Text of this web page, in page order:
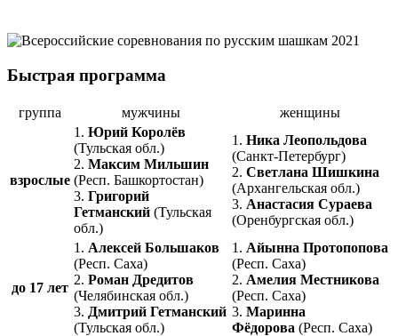
Быстрая программа
группа мужчины женщины
взрослые
1. Юрий Королёв
(Тульская обл.)
2. Максим Мильшин
(Респ. Башкортостан)
3. Григорий
Гетманский (Тульская
обл.)
1. Ника Леопольдова
(Санкт-Петербург)
2. Светлана Шишкина
(Архангельская обл.)
3. Анастасия Сураева
(Оренбургская обл.)
до 17 лет
1. Алексей Большаков
(Респ. Саха)
2. Роман Дредитов
(Челябинская обл.)
3. Дмитрий Гетманский
(Тульская обл.)
1. Айынна Протопопова
(Респ. Саха)
2. Амелия Местникова
(Респ. Саха)
3. Маринна
Фёдорова (Респ. Саха)